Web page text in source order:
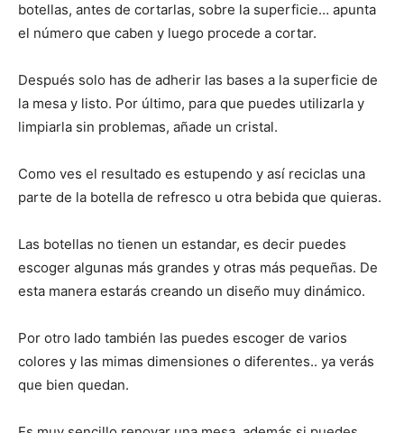
botellas, antes de cortarlas, sobre la superficie… apunta
el número que caben y luego procede a cortar.
Después solo has de adherir las bases a la superficie de
la mesa y listo. Por último, para que puedes utilizarla y
limpiarla sin problemas, añade un cristal.
Como ves el resultado es estupendo y así reciclas una
parte de la botella de refresco u otra bebida que quieras.
Las botellas no tienen un estandar, es decir puedes
escoger algunas más grandes y otras más pequeñas. De
esta manera estarás creando un diseño muy dinámico.
Por otro lado también las puedes escoger de varios
colores y las mimas dimensiones o diferentes.. ya verás
que bien quedan.